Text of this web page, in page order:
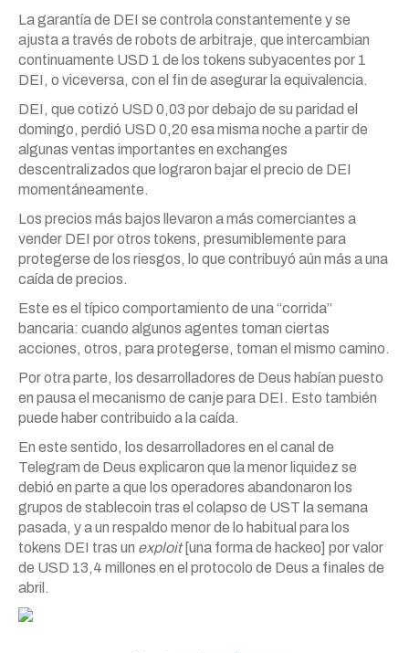
La garantía de DEI se controla constantemente y se
ajusta a través de robots de arbitraje, que intercambian
continuamente USD 1 de los tokens subyacentes por 1
DEI, o viceversa, con el fin de asegurar la equivalencia.
DEI, que cotizó USD 0,03 por debajo de su paridad el
domingo, perdió USD 0,20 esa misma noche a partir de
algunas ventas importantes en exchanges
descentralizados que lograron bajar el precio de DEI
momentáneamente.
Los precios más bajos llevaron a más comerciantes a
vender DEI por otros tokens, presumiblemente para
protegerse de los riesgos, lo que contribuyó aún más a una
caída de precios.
Este es el típico comportamiento de una “corrida”
bancaria: cuando algunos agentes toman ciertas
acciones, otros, para protegerse, toman el mismo camino.
Por otra parte, los desarrolladores de Deus habían puesto
en pausa el mecanismo de canje para DEI. Esto también
puede haber contribuido a la caída.
En este sentido, los desarrolladores en el canal de
Telegram de Deus explicaron que la menor liquidez se
debió en parte a que los operadores abandonaron los
grupos de stablecoin tras el colapso de UST la semana
pasada, y a un respaldo menor de lo habitual para los
tokens DEI tras un exploit[una forma de hackeo] por valor
de USD 13,4 millones en el protocolo de Deus a finales de
abril.